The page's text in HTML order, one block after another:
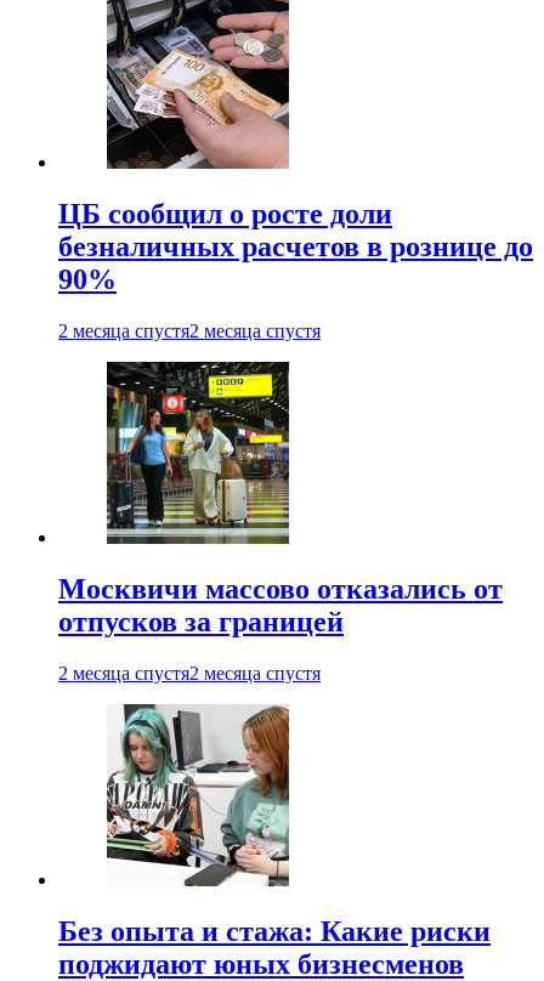
ЦБ сообщил о росте доли
безналичных расчетов в рознице до
90%
2 месяца спустя2 месяца спустя
Москвичи массово отказались от
отпусков за границей
2 месяца спустя2 месяца спустя
Без опыта и стажа: Какие риски
поджидают юных бизнесменов